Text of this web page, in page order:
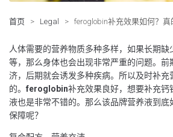
首页 > Legal > feroglobin补充效果如何？真
人体需要的营养物质多种多样，如果长期缺
等，那么身体也会出现非常严重的问题。前
济，后期就会诱发多种疾病。所以及时补
的。 feroglobin补充效果良好，想要补充钙
液也是非常不错的。那么该品牌营养液到底
保障呢？